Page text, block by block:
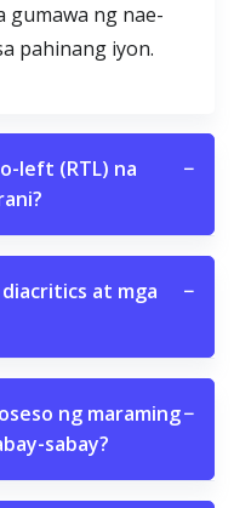
gumawa ng nae-
pahinang iyon.
left (RTL) na
−
at mga
−
ng maraming
sabay?
−